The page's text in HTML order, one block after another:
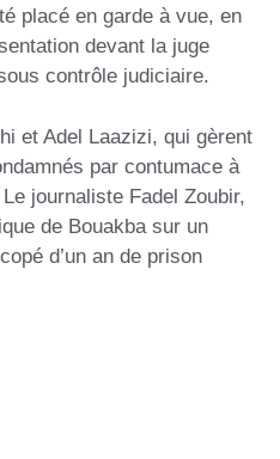
placé en garde à vue, en
devant la juge
contrôle judiciaire.
et Adel Laazizi, qui gèrent
par contumace à
journaliste Fadel Zoubir,
de Bouakba sur un
d’un an de prison